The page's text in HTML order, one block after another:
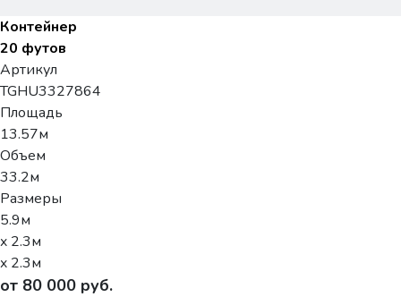
Контейнер
20 футов
Артикул
TGHU3327864
Площадь
13.57м
Объем
33.2м
Размеры
5.9м
x 2.3м
x 2.3м
от 80 000 руб.